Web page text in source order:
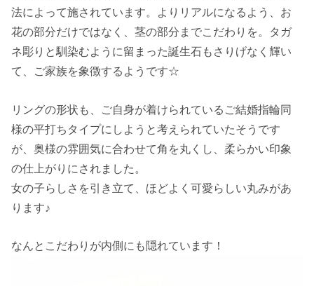
法によって施されています。よりリアルになるよう、お
花の部分だけではなく、茎の部分までこだわりを。タガ
ネ彫りと馴染むように留まった誕生石もさりげなく輝い
て、ご家族を象徴するようです☆
リングの形状も、ご自身が着けられているご結婚指輪同
様の平打ちタイプにしようと考えられていたそうです
が、奥様の雰囲気に合わせて角を丸くし、柔らかい印象
の仕上がりにされました。
女の子らしさを引き立て、ほどよく可愛らしい丸みがあ
ります♪
なんとこだわりが内側にも隠れています！